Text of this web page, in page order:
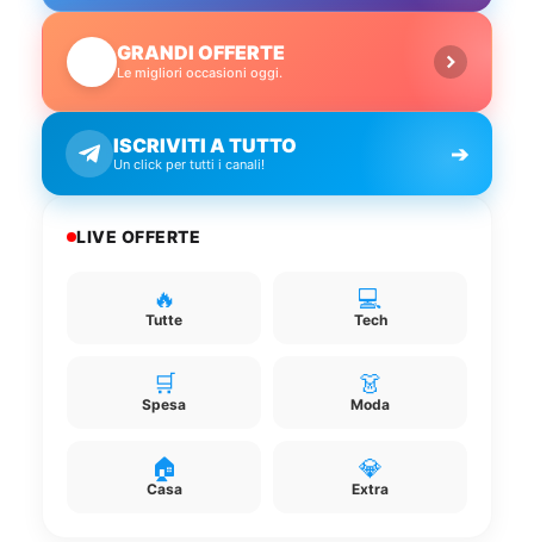
GRANDI OFFERTE
Le migliori occasioni oggi.
ISCRIVITI A TUTTO
Un click per tutti i canali! ➔
LIVE OFFERTE
🔥
Tutte
💻
Tech
🛒
Spesa
👗
Moda
🏠
Casa
💎
Extra